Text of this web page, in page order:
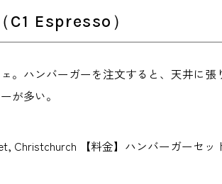
Espresso）
。ハンバーガーを注文すると、天井に
が多い。
Christchurch 【料金】ハンバーガーセ